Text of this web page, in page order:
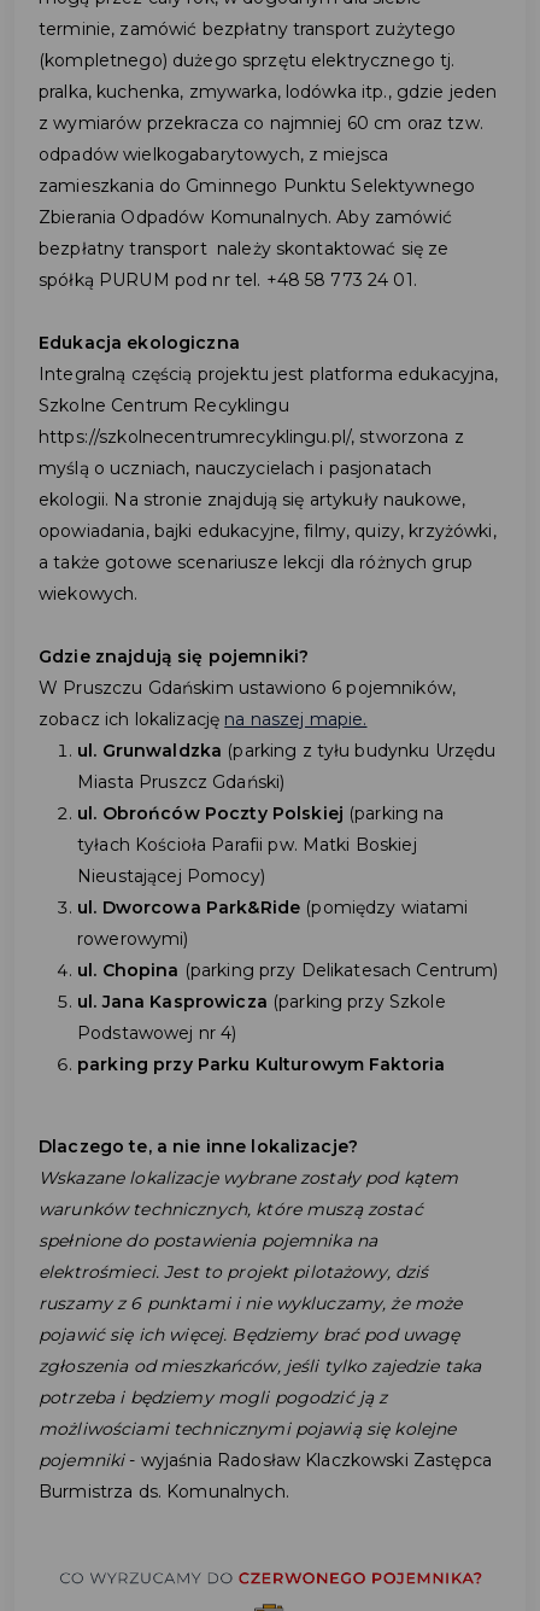
terminie, zamówić bezpłatny transport zużytego
(kompletnego) dużego sprzętu elektrycznego tj.
pralka, kuchenka, zmywarka, lodówka itp., gdzie jeden
z wymiarów przekracza co najmniej 60 cm oraz tzw.
odpadów wielkogabarytowych, z miejsca
zamieszkania do Gminnego Punktu Selektywnego
Zbierania Odpadów Komunalnych. Aby zamówić
bezpłatny transport należy skontaktować się ze
spółką PURUM pod nr tel. +48 58 773 24 01.
Edukacja ekologiczna
Integralną częścią projektu jest platforma edukacyjna,
Szkolne Centrum Recyklingu
https://szkolnecentrumrecyklingu.pl/, stworzona z
myślą o uczniach, nauczycielach i pasjonatach
ekologii. Na stronie znajdują się artykuły naukowe,
opowiadania, bajki edukacyjne, filmy, quizy, krzyżówki,
a także gotowe scenariusze lekcji dla różnych grup
wiekowych.
Gdzie znajdują się pojemniki?
W Pruszczu Gdańskim ustawiono 6 pojemników,
zobacz ich lokalizację na naszej mapie.
ul. Grunwaldzka (parking z tyłu budynku Urzędu
Miasta Pruszcz Gdański)
ul. Obrońców Poczty Polskiej (parking na
tyłach Kościoła Parafii pw. Matki Boskiej
Nieustającej Pomocy)
ul. Dworcowa Park&Ride (pomiędzy wiatami
rowerowymi)
ul. Chopina (parking przy Delikatesach Centrum)
ul. Jana Kasprowicza (parking przy Szkole
Podstawowej nr 4)
parking przy Parku Kulturowym Faktoria
Dlaczego te, a nie inne lokalizacje?
Wskazane lokalizacje wybrane zostały pod kątem
warunków technicznych, które muszą zostać
spełnione do postawienia pojemnika na
elektrośmieci. Jest to projekt pilotażowy, dziś
ruszamy z 6 punktami i nie wykluczamy, że może
pojawić się ich więcej. Będziemy brać pod uwagę
zgłoszenia od mieszkańców, jeśli tylko zajedzie taka
potrzeba i będziemy mogli pogodzić ją z
możliwościami technicznymi pojawią się kolejne
pojemniki - wyjaśnia Radosław Klaczkowski Zastępca
Burmistrza ds. Komunalnych.